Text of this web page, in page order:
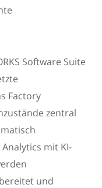
Software Suite
Factory
zentral
mit KI-
und